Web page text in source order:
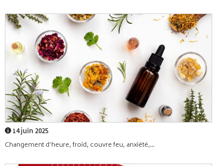
14 juin 2025
Changement d’heure, froid, couvre feu, anxiété,...